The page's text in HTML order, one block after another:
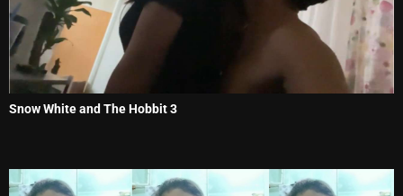
Snow White and The Hobbit 3